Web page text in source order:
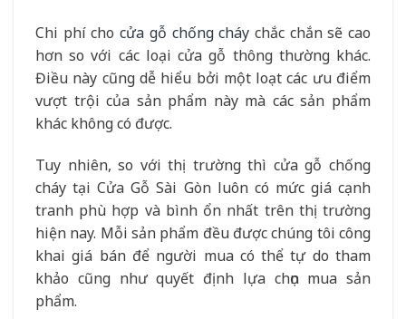
Chi phí chocửa gỗ chống cháy chắc chắn sẽ cao
hơn so với các loại cửa gỗ thông thường khác.
Điều này cũng dễ hiểu bởi một loạt các ưu điểm
vượt trội của sản phẩm này mà các sản phẩm
khác không có được.
Tuy nhiên, so với thị trường thì cửa gỗ chống
cháy tại Cửa Gỗ Sài Gòn luôn có mức giá cạnh
tranh phù hợp và bình ổn nhất trên thị trường
hiện nay. Mỗi sản phẩm đều được chúng tôi công
khai giá bán để người mua có thể tự do tham
khảo cũng như quyết định lựa chọn mua sản
phẩm.